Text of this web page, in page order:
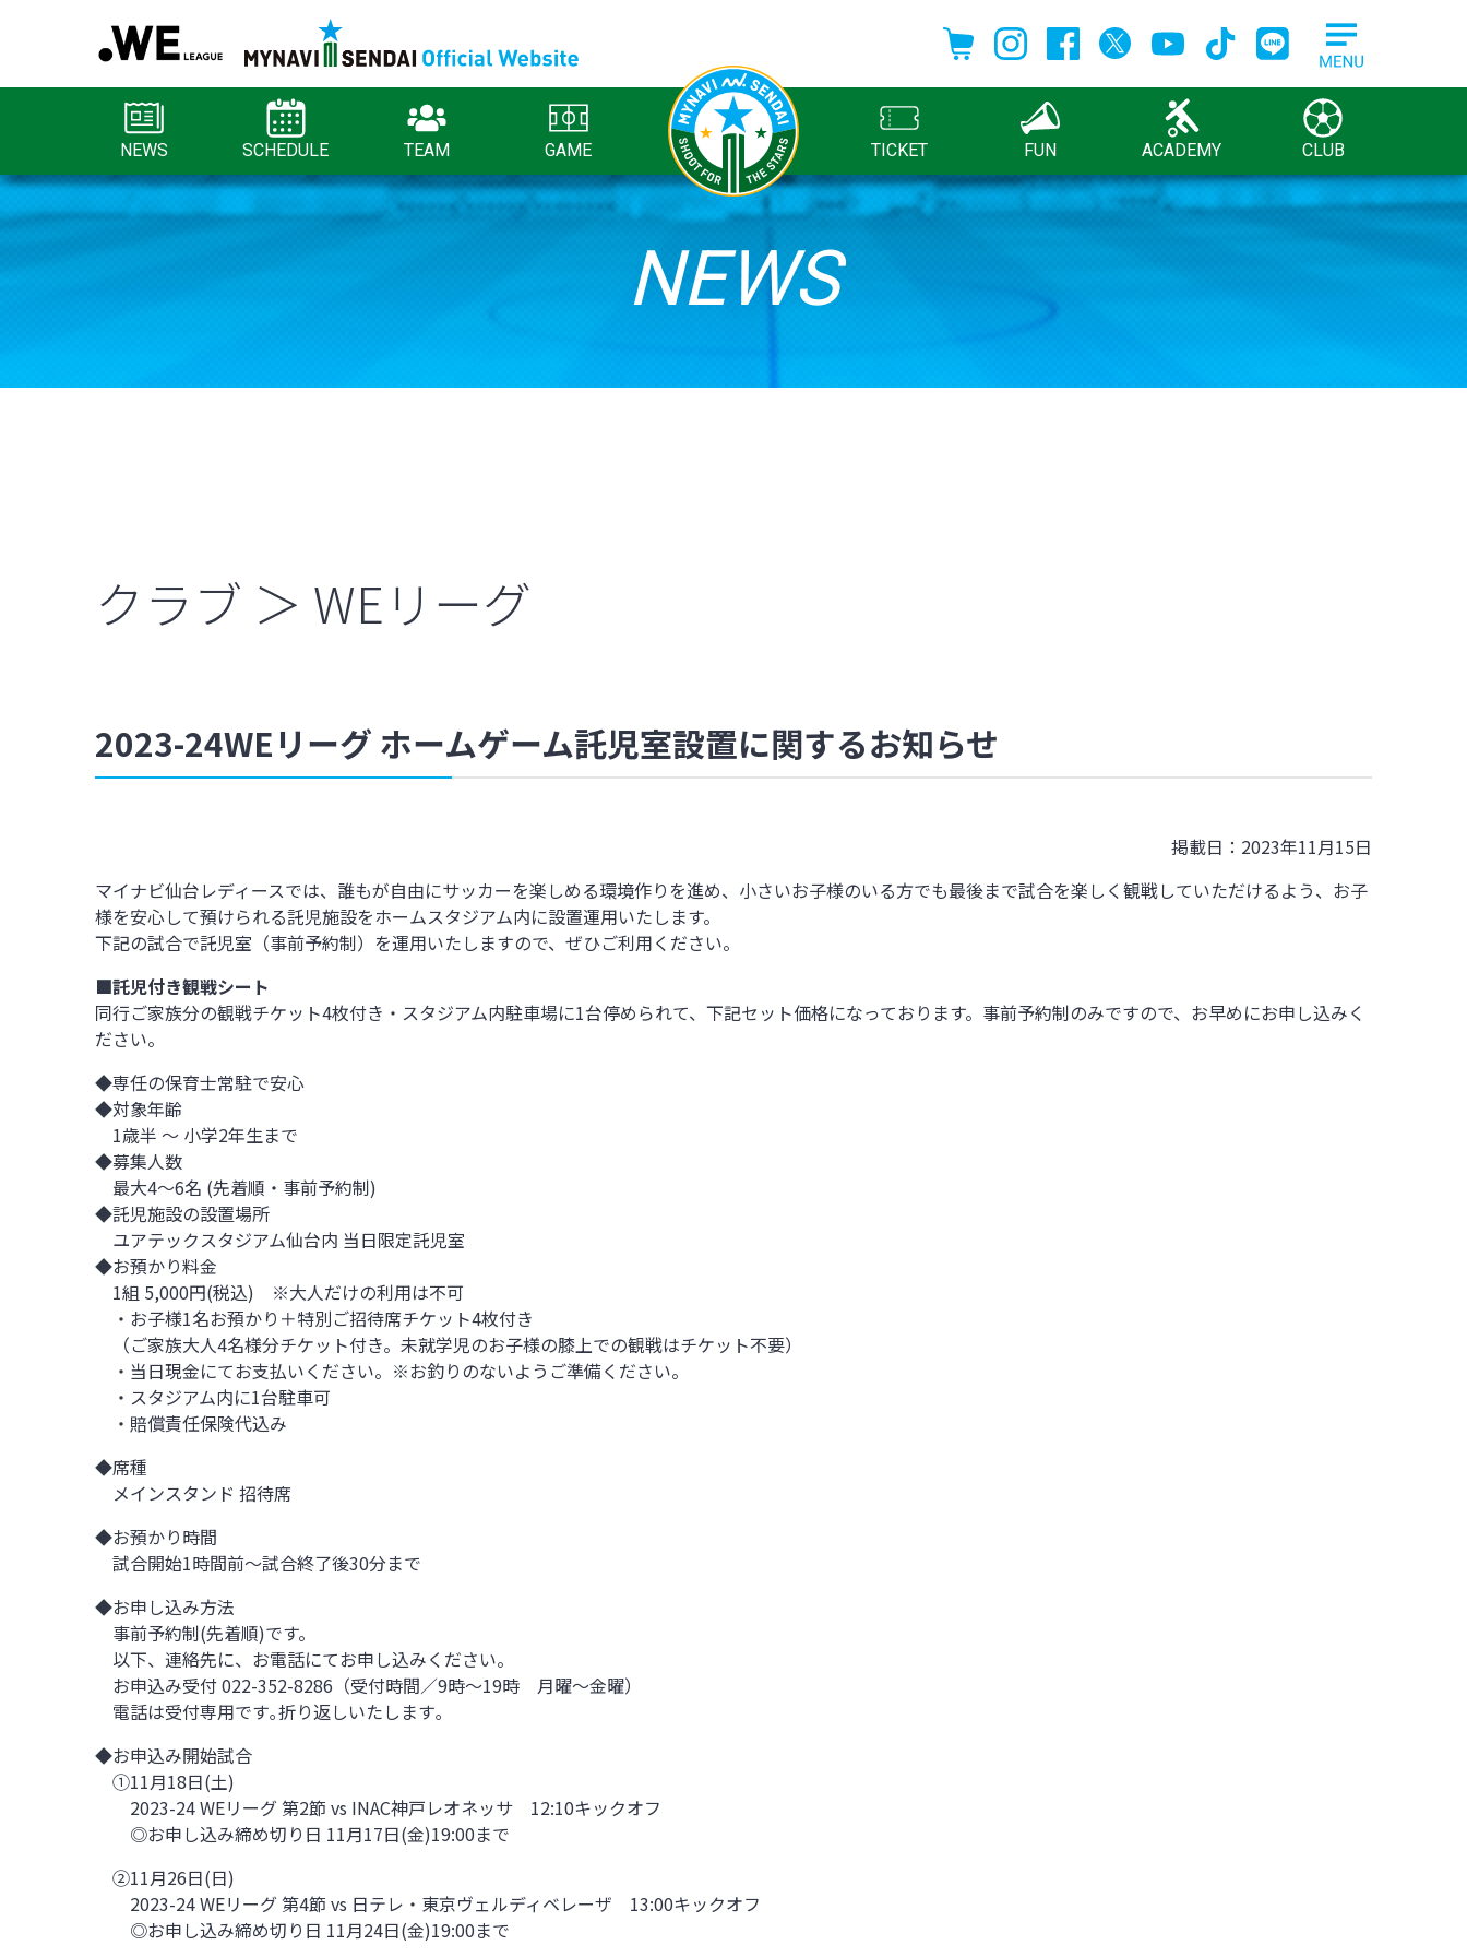
NEWS SCHEDULE TEAM GAME TICKET FUN ACADEMY CLUB
NEWS
クラブ ＞ WEリーグ
2023-24WEリーグ ホームゲーム託児室設置に関するお知らせ
掲載日：2023年11月15日
マイナビ仙台レディースでは、誰もが自由にサッカーを楽しめる環境作りを進め、小さいお子様のいる方でも最後まで試合を楽しく観戦していただけるよう、お子
様を安心して預けられる託児施設をホームスタジアム内に設置運用いたします。
下記の試合で託児室（事前予約制）を運用いたしますので、ぜひご利用ください。
■託児付き観戦シート
同行ご家族分の観戦チケット4枚付き・スタジアム内駐車場に1台停められて、下記セット価格になっております。事前予約制のみですので、お早めにお申し込みく
ださい。
◆専任の保育士常駐で安心
◆対象年齢
1歳半 ～ 小学2年生まで
◆募集人数
最大4～6名 (先着順・事前予約制)
◆託児施設の設置場所
ユアテックスタジアム仙台内 当日限定託児室
◆お預かり料金
1組 5,000円(税込) ※大人だけの利用は不可
・お子様1名お預かり＋特別ご招待席チケット4枚付き
（ご家族大人4名様分チケット付き。未就学児のお子様の膝上での観戦はチケット不要）
・当日現金にてお支払いください。※お釣りのないようご準備ください。
・スタジアム内に1台駐車可
・賠償責任保険代込み
◆席種
メインスタンド 招待席
◆お預かり時間
試合開始1時間前～試合終了後30分まで
◆お申し込み方法
事前予約制(先着順)です。
以下、連絡先に、お電話にてお申し込みください。
お申込み受付 022-352-8286（受付時間／9時～19時 月曜～金曜）
電話は受付専用です｡折り返しいたします｡
◆お申込み開始試合
①11月18日(土)
2023-24 WEリーグ 第2節 vs INAC神戸レオネッサ 12:10キックオフ
◎お申し込み締め切り日 11月17日(金)19:00まで
②11月26日(日)
2023-24 WEリーグ 第4節 vs 日テレ・東京ヴェルディベレーザ 13:00キックオフ
◎お申し込み締め切り日 11月24日(金)19:00まで